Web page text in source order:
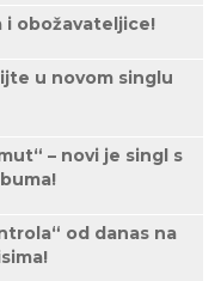
i obožavateljice!
u novom singlu
– novi je singl s
od danas na